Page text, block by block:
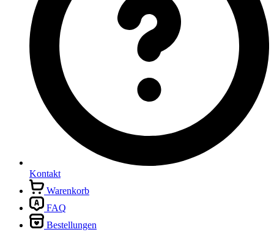
Kontakt
Warenkorb
FAQ
Bestellungen